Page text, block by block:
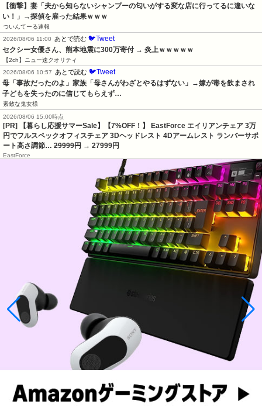
【衝撃】妻「夫から知らないシャンプーの匂いがする変な店に行ってるに違いな
い！」→探偵を雇った結果ｗｗｗ
ついんてーる速報
2026/08/06 11:00
あとで読む 🐦Tweet
セクシー女優さん、熊本地震に300万寄付 → 炎上ｗｗｗｗｗ
【2ch】ニュー速クオリティ
2026/08/06 10:57
あとで読む 🐦Tweet
母「事故だったのよ」家族「母さんがわざとやるはずない」→嫁が毒を飲まされ
子どもを失ったのに信じてもらえず…
素敵な鬼女様
2026/08/06 15:00時点
[PR] 【暮らし応援サマーSale】【7%OFF！】 EastForce エイリアンチェア 3万
円でフルスペックオフィスチェア 3Dヘッドレスト 4Dアームレスト ランバーサポ
ート高さ調節… 29999円 → 27999円
EastForce